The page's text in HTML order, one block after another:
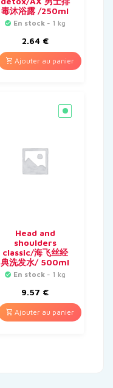
毒沐浴露 /250ml
En stock - 1 kg
2.64 €
Ajouter au panier
Head and
shoulders
classic/海飞丝经
典洗发水/ 500ml
En stock - 1 kg
9.57 €
Ajouter au panier